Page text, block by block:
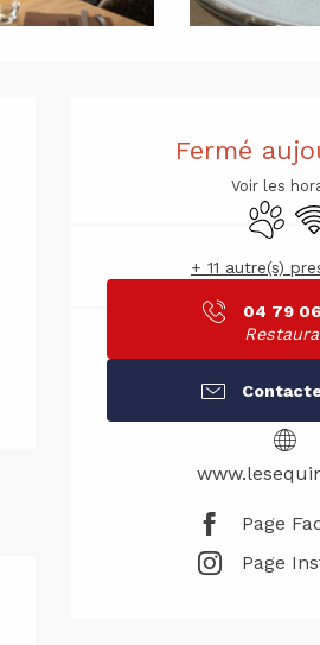
Fermé
Voir les
+ 11 autre(s)
04 79
Page
Page